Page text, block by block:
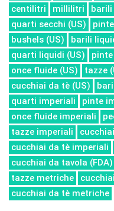
centilitri
millilitri barili
quarti secchi (US)
bushels (US)
barili
quarti liquidi (US)
once fluide (US)
tazze
cucchiai da tè (US)
quarti imperiali
pinte
once fluide imperiali
tazze imperiali
cucchiai da tè imperiali
cucchiai da tavola (FDA)
tazze metriche
cucchiai da tè metriche